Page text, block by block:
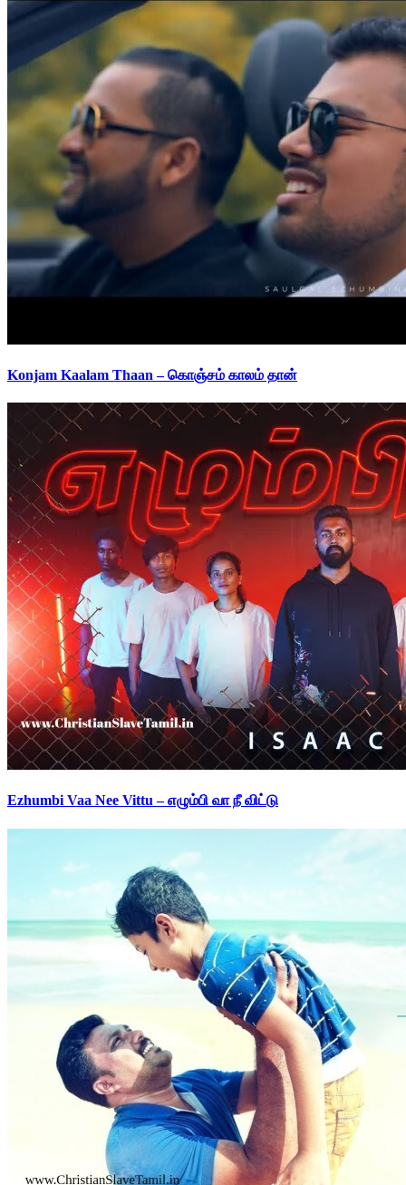
Konjam Kaalam Thaan – கொஞ்சம் காலம் தான்
Ezhumbi Vaa Nee Vittu – எழும்பி வா நீ விட்டு